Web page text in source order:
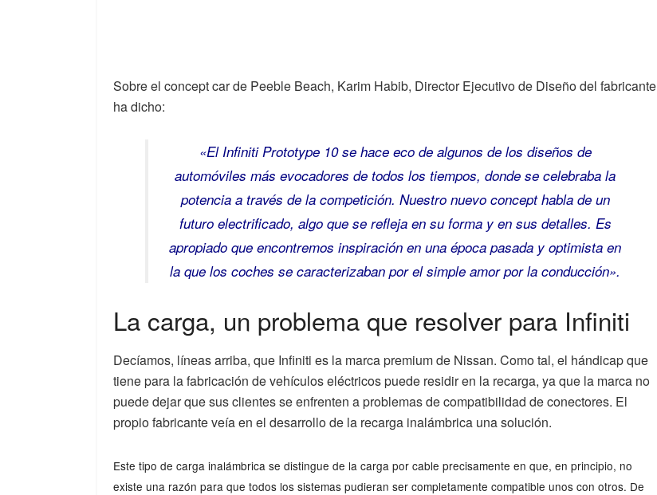
Sobre el concept car de Peeble Beach, Karim Habib, Director Ejecutivo de Diseño del fabricante
ha dicho:
«El Infiniti Prototype 10 se hace eco de algunos de los diseños de
automóviles más evocadores de todos los tiempos, donde se celebraba la
potencia a través de la competición. Nuestro nuevo concept habla de un
futuro electrificado, algo que se refleja en su forma y en sus detalles. Es
apropiado que encontremos inspiración en una época pasada y optimista en
la que los coches se caracterizaban por el simple amor por la conducción».
La carga, un problema que resolver para Infiniti
Decíamos, líneas arriba, que Infiniti es la marca premium de Nissan. Como tal, el hándicap que
tiene para la fabricación de vehículos eléctricos puede residir en la recarga, ya que la marca no
puede dejar que sus clientes se enfrenten a problemas de compatibilidad de conectores. El
propio fabricante veía en el desarrollo de la recarga inalámbrica una solución.
Este tipo de carga inalámbrica se distingue de la carga por cable precisamente en que, en principio, no
existe una razón para que todos los sistemas pudieran ser completamente compatible unos con otros. De